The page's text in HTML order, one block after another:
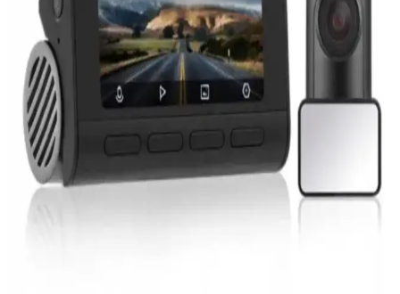
kolayca kontrol eder. Otomoto platformu, yeni ve kullanılmış
araçlarda bu sistemlerin çeşitliliğini sunarak kullanıcıların güvenlik
ve konfor ihtiyaçlarını karşılar.
Araç Kameraları Teknolojileri ve Kullanım İpuçları
360 G300H Modeli Özellikleri
Araç kameraları yüksek çözünürlük, gece görüş ve GPS gibi
özelliklerle sürüş güvenliğini sağlıyor. 360 G300H modeli, geniş açı
ve park güvenliği sunuyor, teknolojik gelişmelerle daha fonksiyonel
hale geliyor.
Xiaomi 70mai A800s Pro Plus ve RC06 Arka